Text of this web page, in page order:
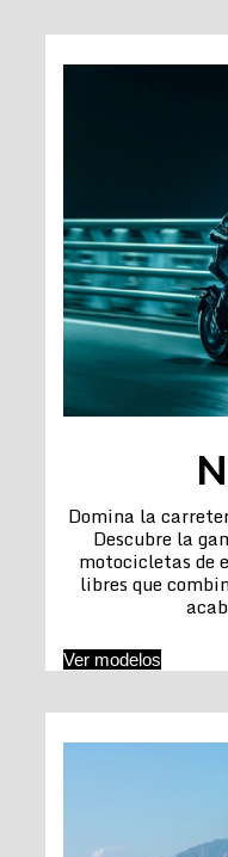
Domina la
Descubre la
motocicletas de
libres que
Ver modelos